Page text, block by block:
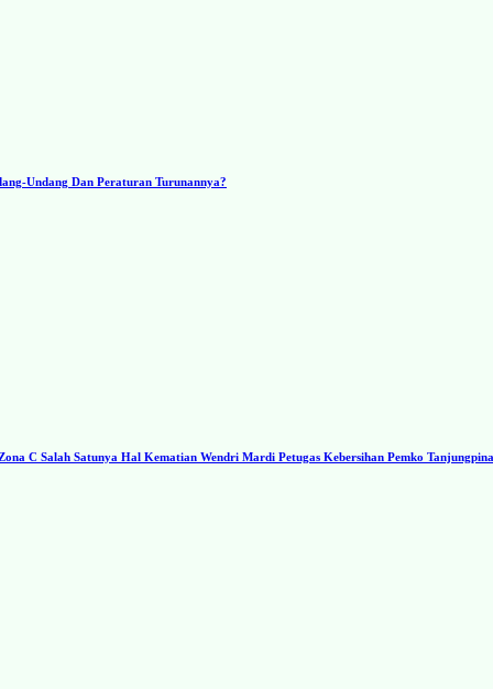
Undang Dan Peraturan Turunannya?
C Salah Satunya Hal Kematian Wendri Mardi Petugas Kebersihan Pemko